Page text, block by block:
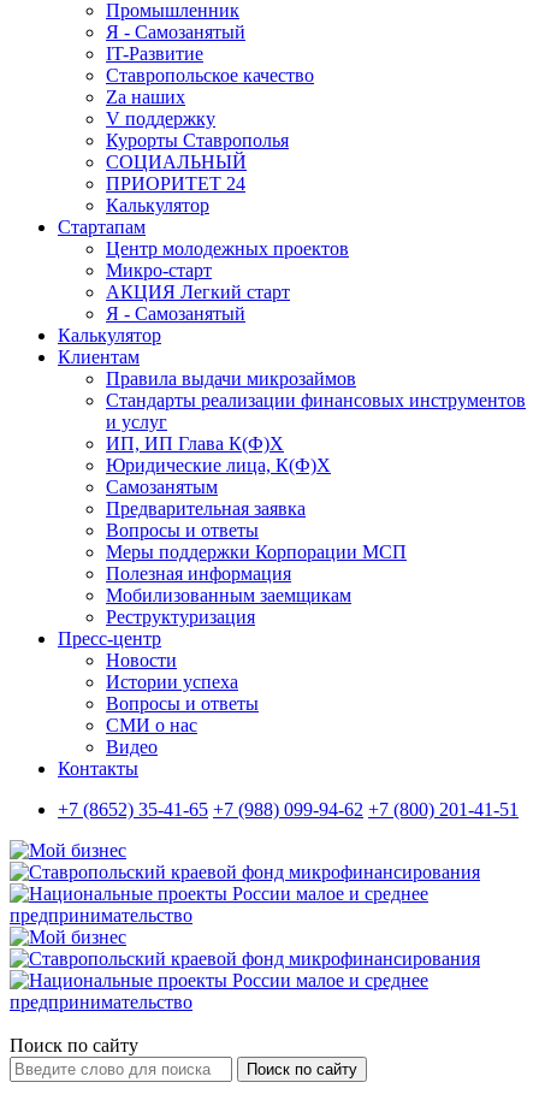
Промышленник
Я - Самозанятый
IT-Развитие
Ставропольское качество
Za наших
V поддержку
Курорты Ставрополья
СОЦИАЛЬНЫЙ
ПРИОРИТЕТ 24
Калькулятор
Стартапам
Центр молодежных проектов
Микро-старт
АКЦИЯ Легкий старт
Я - Самозанятый
Калькулятор
Клиентам
Правила выдачи микрозаймов
Стандарты реализации финансовых инструментов
и услуг
ИП, ИП Глава К(Ф)Х
Юридические лица, К(Ф)Х
Самозанятым
Предварительная заявка
Вопросы и ответы
Меры поддержки Корпорации МСП
Полезная информация
Мобилизованным заемщикам
Реструктуризация
Пресс-центр
Новости
Истории успеха
Вопросы и ответы
СМИ о нас
Видео
Контакты
+7 (8652) 35-41-65 +7 (988) 099-94-62 +7 (800) 201-41-51
Поиск по сайту
Поиск по сайту